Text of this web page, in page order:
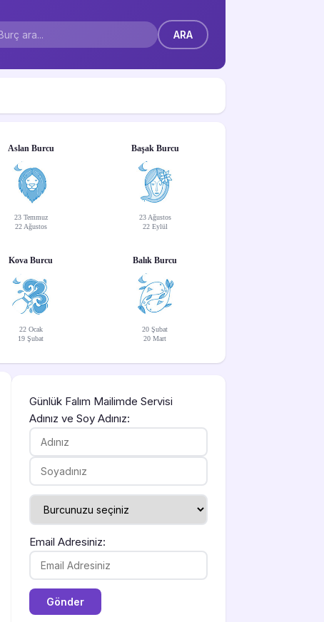
Aslan Burcu
23 Temmuz
22 Ağustos
Başak Burcu
23 Ağustos
22 Eylül
Kova Burcu
22 Ocak
19 Şubat
Balık Burcu
20 Şubat
20 Mart
Günlük Falım Mailimde Servisi
Adınız ve Soy Adınız:
Email Adresiniz: